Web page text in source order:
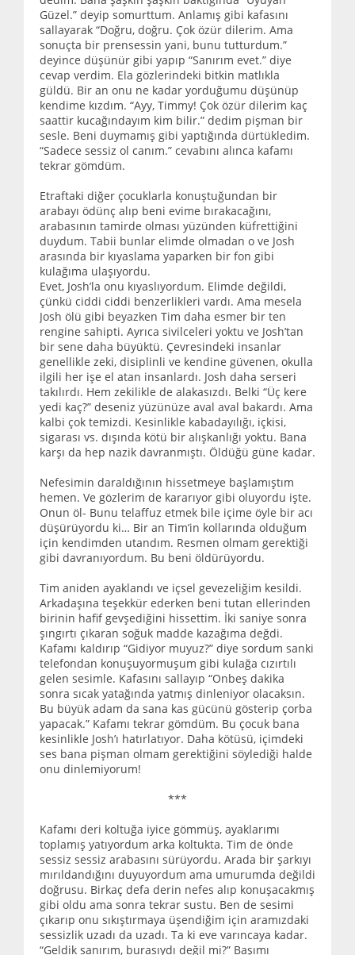
Güzel.” deyip somurttum. Anlamış gibi kafasını
sallayarak “Doğru, doğru. Çok özür dilerim. Ama
sonuçta bir prensessin yani, bunu tutturdum.”
deyince düşünür gibi yapıp “Sanırım evet.” diye
cevap verdim. Ela gözlerindeki bitkin matlıkla
güldü. Bir an onu ne kadar yorduğumu düşünüp
kendime kızdım. “Ayy, Timmy! Çok özür dilerim kaç
saattir kucağındayım kim bilir.” dedim pişman bir
sesle. Beni duymamış gibi yaptığında dürtükledim.
“Sadece sessiz ol canım.” cevabını alınca kafamı
tekrar gömdüm.
Etraftaki diğer çocuklarla konuştuğundan bir
arabayı ödünç alıp beni evime bırakacağını,
arabasının tamirde olması yüzünden küfrettiğini
duydum. Tabii bunlar elimde olmadan o ve Josh
arasında bir kıyaslama yaparken bir fon gibi
kulağıma ulaşıyordu.
Evet, Josh’la onu kıyaslıyordum. Elimde değildi,
çünkü ciddi ciddi benzerlikleri vardı. Ama mesela
Josh ölü gibi beyazken Tim daha esmer bir ten
rengine sahipti. Ayrıca sivilceleri yoktu ve Josh’tan
bir sene daha büyüktü. Çevresindeki insanlar
genellikle zeki, disiplinli ve kendine güvenen, okulla
ilgili her işe el atan insanlardı. Josh daha serseri
takılırdı. Hem zekilikle de alakasızdı. Belki “Üç kere
yedi kaç?” deseniz yüzünüze aval aval bakardı. Ama
kalbi çok temizdi. Kesinlikle kabadayılığı, içkisi,
sigarası vs. dışında kötü bir alışkanlığı yoktu. Bana
karşı da hep nazik davranmıştı. Öldüğü güne kadar.
Nefesimin daraldığının hissetmeye başlamıştım
hemen. Ve gözlerim de kararıyor gibi oluyordu işte.
Onun öl- Bunu telaffuz etmek bile içime öyle bir acı
düşürüyordu ki… Bir an Tim’in kollarında olduğum
için kendimden utandım. Resmen olmam gerektiği
gibi davranıyordum. Bu beni öldürüyordu.
Tim aniden ayaklandı ve içsel gevezeliğim kesildi.
Arkadaşına teşekkür ederken beni tutan ellerinden
birinin hafif gevşediğini hissettim. İki saniye sonra
şıngırtı çıkaran soğuk madde kazağıma değdi.
Kafamı kaldırıp “Gidiyor muyuz?” diye sordum sanki
telefondan konuşuyormuşum gibi kulağa cızırtılı
gelen sesimle. Kafasını sallayıp “Onbeş dakika
sonra sıcak yatağında yatmış dinleniyor olacaksın.
Bu büyük adam da sana kas gücünü gösterip çorba
yapacak.” Kafamı tekrar gömdüm. Bu çocuk bana
kesinlikle Josh’ı hatırlatıyor. Daha kötüsü, içimdeki
ses bana pişman olmam gerektiğini söylediği halde
onu dinlemiyorum!
***
Kafamı deri koltuğa iyice gömmüş, ayaklarımı
toplamış yatıyordum arka koltukta. Tim de önde
sessiz sessiz arabasını sürüyordu. Arada bir şarkıyı
mırıldandığını duyuyordum ama umurumda değildi
doğrusu. Birkaç defa derin nefes alıp konuşacakmış
gibi oldu ama sonra tekrar sustu. Ben de sesimi
çıkarıp onu sıkıştırmaya üşendiğim için aramızdaki
sessizlik uzadı da uzadı. Ta ki eve varıncaya kadar.
“Geldik sanırım, burasıydı değil mi?” Başımı